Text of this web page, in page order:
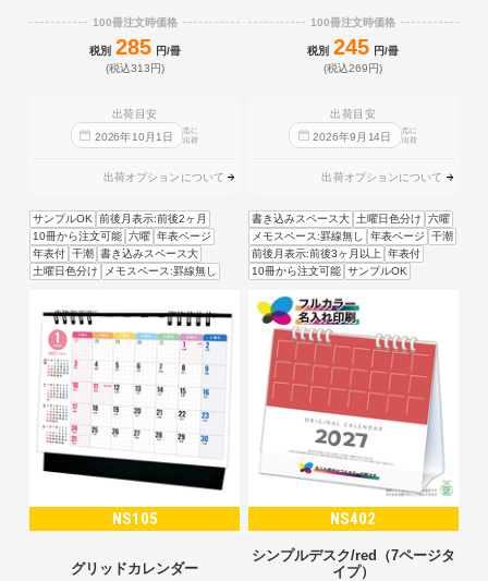
100冊注文時価格
税別 285 円/冊
(税込313円)
出荷目安
2026年10 月1 日
迄に
出荷
出荷オプションについて
サンプルOK 前後月表示:前後2ヶ月
10冊から注文可能 六曜 年表ページ
年表付 干潮 書き込みスペース大
土曜日色分け
メモスペース:罫線無し
100冊注文時価格
税別 245 円/冊
(税込269円)
出荷目安
2026年9 月 14日
迄に
出荷
出荷オプションについて
書き込みスペース大 土曜日色分け
六曜
メモスペース:罫線無し
年表ページ
干潮
前後月表示:前後3ヶ月以上 年表付
10冊から注文可能 サンプルOK
NS105
グリッドカレンダー
NS402
シンプルデスク/red（7ページタ
イプ）